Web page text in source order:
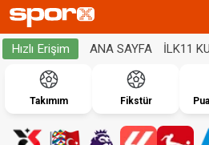
Hızlı Erişim ANA SAYFA İLK11
Takımım Fikstür